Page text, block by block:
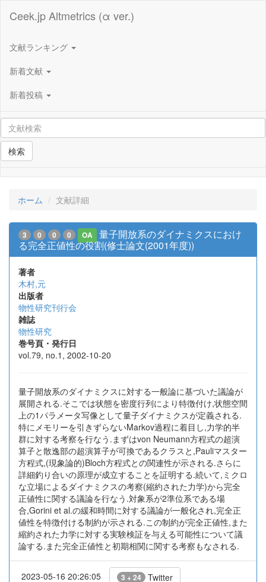
Ceek.jp Altmetrics (α ver.)
文献ランキング
新着文献
新着投稿
検索
ホーム 文献詳細
3 0 0 0 OA
量子開放系のダイナミクスにおけ
る完全正値性の役割(修士論文(2001年度))
著者
木村,元
出版者
物性研究刊行会
雑誌
物性研究
巻号頁・発行日
vol.79, no.1, 2002-10-20
量子開放系のダイナミクスに対する一般論に基づいた議論が
展開される.そこでは状態を密度行列により特徴付け,状態空間
上の1パラメータ写像として量子ダイナミクスが定義される.
特にメモリーを引きずらないMarkov過程に着目し,力学的半
群に対する考察を行なう.まずはvon Neumann方程式の超演
算子と散逸部の超演算子が可換であるクラスと,Pauliマスター
方程式,(現象論的)Bloch方程式との関連性が示される.さらに
詳細釣り合いの原理が成立することを証明する.続いて,ミクロ
な立場によるダイナミクスの考察(縮約された力学)から完全
正値性に関する議論を行なう.対象系が2準位系である場
合,Gorini et al.の緩和時間に対する議論が一般化され,完全正
値性を特徴付ける制約が示される.この制約が完全正値性,また
縮約された力学に対する実験検証を与える可能性について議
論する.また完全正値性と初期相関に関する考察もなされる.
2023-05-16 20:26:05 3 + 24 Twitter